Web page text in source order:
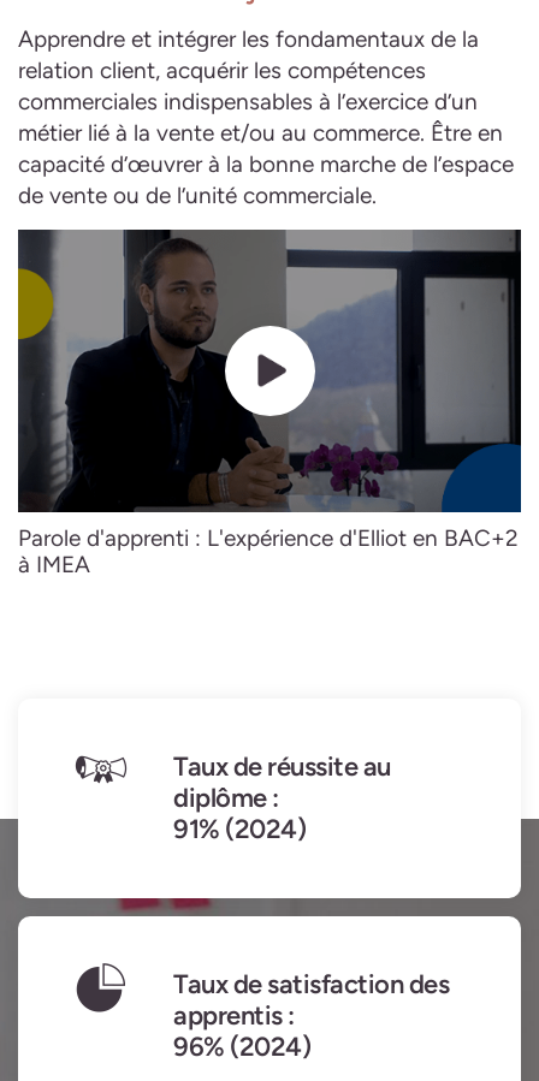
Apprendre et intégrer les fondamentaux de la
relation client, acquérir les compétences
commerciales indispensables à l’exercice d’un
métier lié à la vente et/ou au commerce. Être en
capacité d’œuvrer à la bonne marche de l’espace
de vente ou de l’unité commerciale.
Parole d'apprenti : L'expérience d'Elliot en BAC+2
à IMEA
Taux de réussite au
diplôme :
91% (2024)
Taux de satisfaction des
apprentis :
96% (2024)